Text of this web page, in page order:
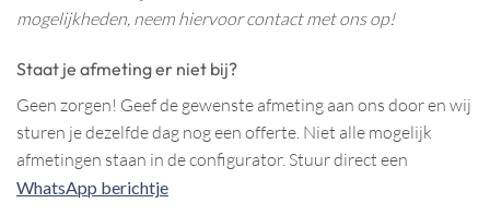
mogelijkheden, neem hiervoor contact met ons op!
Staat je afmeting er niet bij?
Geen zorgen! Geef de gewenste afmeting aan ons door en wij
sturen je dezelfde dag nog een offerte. Niet alle mogelijk
afmetingen staan in de configurator. Stuur direct een
WhatsApp berichtje